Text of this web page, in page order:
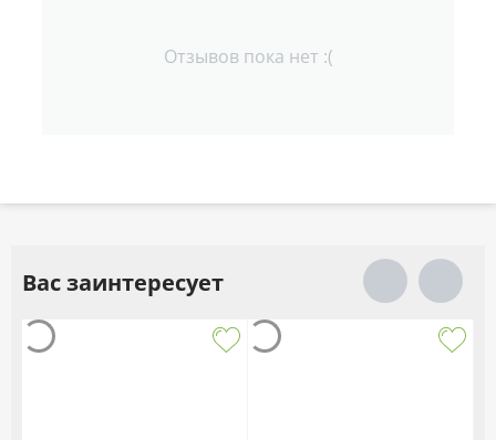
Отзывов пока нет :(
Вас заинтересует